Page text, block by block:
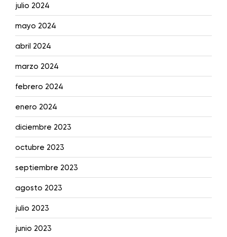
julio 2024
mayo 2024
abril 2024
marzo 2024
febrero 2024
enero 2024
diciembre 2023
octubre 2023
septiembre 2023
agosto 2023
julio 2023
junio 2023